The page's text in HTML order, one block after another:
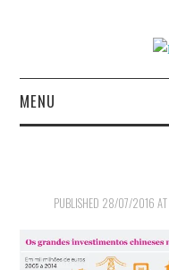
MENU
AGUIAR CASTRO
PUBLISHED 28/07/2016 AT